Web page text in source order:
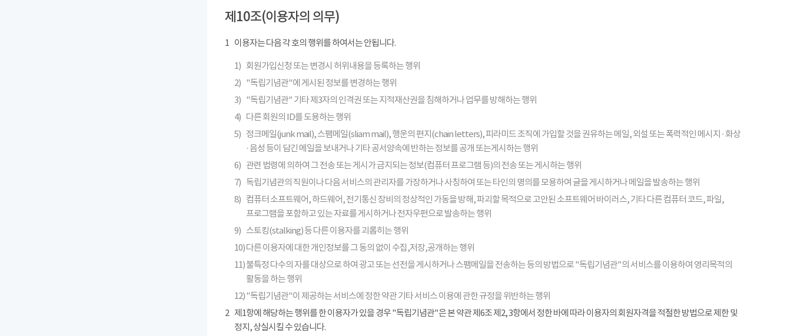
제10조(이용자의 의무)
1 이용자는 다음 각 호의 행위를 하여서는 안됩니다.
1) 회원가입신청 또는 변경시 허위내용을 등록하는 행위
2) "독립기념관"에 게시된 정보를 변경하는 행위
3) "독립기념관" 기타 제3자의 인격권 또는 지적재산권을 침해하거나 업무를 방해하는 행위
4) 다른 회원의 ID를 도용하는 행위
5) 정크메일(junk mail), 스팸메일(sliam mail), 행운의 편지(chain letters), 피라미드 조직에 가입할 것을 권유하는 메일, 외설 또는 폭력적인 메시지 · 화상
· 음성 등이 담긴 메일을 보내거나 기타 공서양속에 반하는 정보를 공개 또는게시하는 행위
6) 관련 법령에 의하여 그 전송 또는 게시가 금지되는 정보(컴퓨터 프로그램 등)의 전송 또는 게시하는 행위
7) 독립기념관의 직원이나 다음 서비스의 관리자를 가장하거나 사칭하여 또는 타인의 명의를 모용하여 글을 게시하거나 메일을 발송하는 행위
8) 컴퓨터 소프트웨어, 하드웨어, 전기통신 장비의 정상적인 가동을 방해, 파괴할 목적으로 고안된 소프트웨어 바이러스, 기타 다른 컴퓨터 코드, 파일,
프로그램을 포함하고 있는 자료를 게시하거나 전자우편으로 발송하는 행위
9) 스토킹(stalking) 등 다른 이용자를 괴롭히는 행위
10)다른 이용자에 대한 개인정보를 그 동의 없이 수집,저장,공개하는 행위
11)불특정 다수의 자를 대상으로 하여 광고 또는 선전을 게시하거나 스팸메일을 전송하는 등의 방법으로 "독립기념관"의 서비스를 이용하여 영리목적의
활동을 하는 행위
12)"독립기념관"이 제공하는 서비스에 정한 약관 기타 서비스 이용에 관한 규정을 위반하는 행위
2 제1항에 해당하는 행위를 한 이용자가 있을 경우 "독립기념관"은 본 약관 제6조 제2, 3항에서 정한 바에 따라 이용자의 회원자격을 적절한 방법으로 제한 및
정지, 상실시킬 수 있습니다.